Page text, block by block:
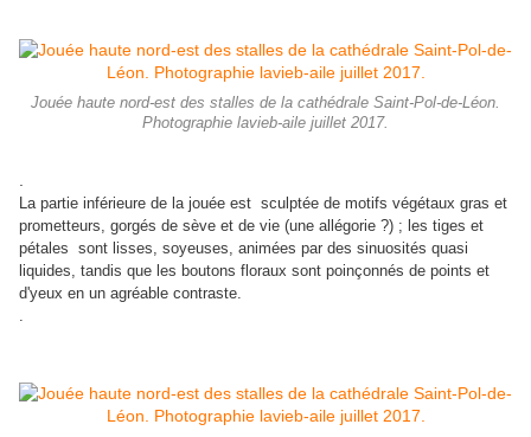
Jouée haute nord-est des stalles de la cathédrale Saint-Pol-de-Léon.
Photographie lavieb-aile juillet 2017.
.
La partie inférieure de la jouée est sculptée de motifs végétaux gras et
prometteurs, gorgés de sève et de vie (une allégorie ?) ; les tiges et
pétales sont lisses, soyeuses, animées par des sinuosités quasi
liquides, tandis que les boutons floraux sont poinçonnés de points et
d'yeux en un agréable contraste.
.